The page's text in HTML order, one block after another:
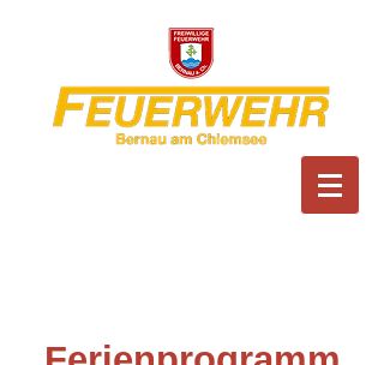
Feuerwehr Bernau am
Chiemsee